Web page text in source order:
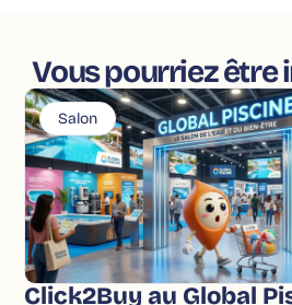
Vous pourriez être
Salon
Click2Buy au Global